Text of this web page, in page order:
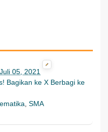
Juli 05, 2021
Bagikan ke X Berbagi ke
SMA